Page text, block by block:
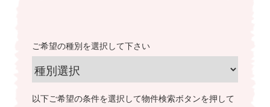
ご希望の種別を選択して下さい
以下ご希望の条件を選択して物件検索ボタンを押して